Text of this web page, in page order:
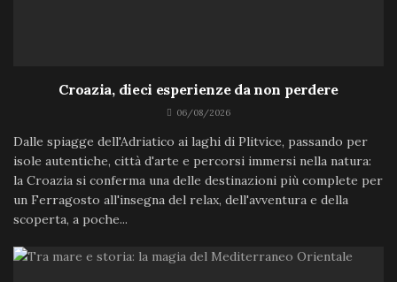
Croazia, dieci esperienze da non perdere
06/08/2026
Dalle spiagge dell'Adriatico ai laghi di Plitvice, passando per
isole autentiche, città d'arte e percorsi immersi nella natura:
la Croazia si conferma una delle destinazioni più complete per
un Ferragosto all'insegna del relax, dell'avventura e della
scoperta, a poche...